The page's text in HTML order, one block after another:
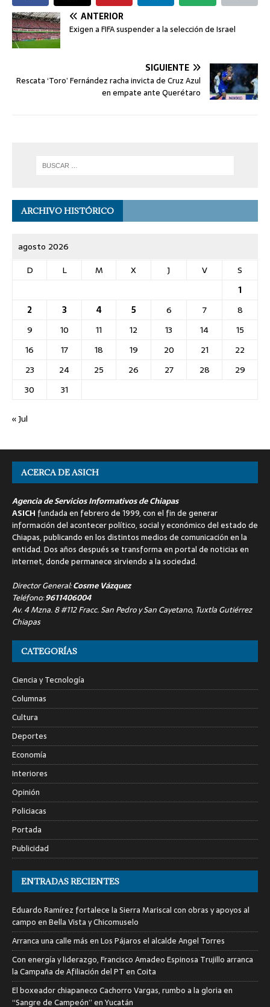
ANTERIOR
Exigen a FIFA suspender a la selección de Israel
SIGUIENTE
Rescata ‘Toro’ Fernández racha invicta de Cruz Azul
en empate ante Querétaro
ARCHIVO HISTÓRICO
agosto 2026
D
L M X J V
S
1
2
3 4 5 6 7
8
9
10 11 12 13 14
15
16
17 18 19 20 21
22
23
24 25 26 27 28
29
30
31
« Jul
ACERCA DE ASICH
Agencia de Servicios Informativos de Chiapas
ASICH fundada en febrero de 1999, con el fin de generar
información del acontecer político, social y económico del estado de
Chiapas, publicando en los distintos medios de comunicación en la
entidad. Dos años después se transforma en portal de noticias en
internet, donde permanece sirviendo a la sociedad.
Director General:Cosme Vázquez
Teléfono:9611406004
Av. 4 Mzna. 8 #112 Fracc. San Pedro y San Cayetano, Tuxtla Gutiérrez
Chiapas
CATEGORÍAS
Ciencia y Tecnología
Columnas
Cultura
Deportes
Economía
Interiores
Opinión
Policiacas
Portada
Publicidad
ENTRADAS RECIENTES
Eduardo Ramírez fortalece la Sierra Mariscal con obras y apoyos al
campo en Bella Vista y Chicomuselo
Arranca una calle más en Los Pájaros el alcalde Angel Torres
Con energía y liderazgo, Francisco Amadeo Espinosa Trujillo arranca
la Campaña de Afiliación del PT en Coita
El boxeador chiapaneco Cachorro Vargas, rumbo a la gloria en
“Sangre de Campeón” en Yucatán